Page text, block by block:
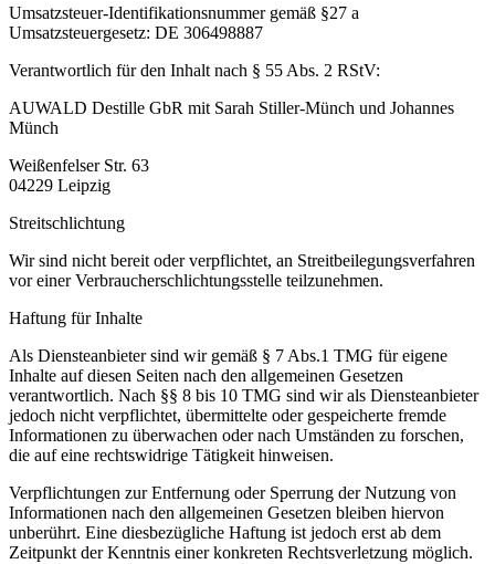
Umsatzsteuer-Identifikationsnummer gemäß §27 a
Umsatzsteuergesetz: DE 306498887
Verantwortlich für den Inhalt nach § 55 Abs. 2 RStV:
AUWALD Destille GbR mit Sarah Stiller-Münch und Johannes
Münch
Weißenfelser Str. 63
04229 Leipzig
Streitschlichtung
Wir sind nicht bereit oder verpflichtet, an Streitbeilegungsverfahren
vor einer Verbraucherschlichtungsstelle teilzunehmen.
Haftung für Inhalte
Als Diensteanbieter sind wir gemäß § 7 Abs.1 TMG für eigene
Inhalte auf diesen Seiten nach den allgemeinen Gesetzen
verantwortlich. Nach §§ 8 bis 10 TMG sind wir als Diensteanbieter
jedoch nicht verpflichtet, übermittelte oder gespeicherte fremde
Informationen zu überwachen oder nach Umständen zu forschen,
die auf eine rechtswidrige Tätigkeit hinweisen.
Verpflichtungen zur Entfernung oder Sperrung der Nutzung von
Informationen nach den allgemeinen Gesetzen bleiben hiervon
unberührt. Eine diesbezügliche Haftung ist jedoch erst ab dem
Zeitpunkt der Kenntnis einer konkreten Rechtsverletzung möglich.